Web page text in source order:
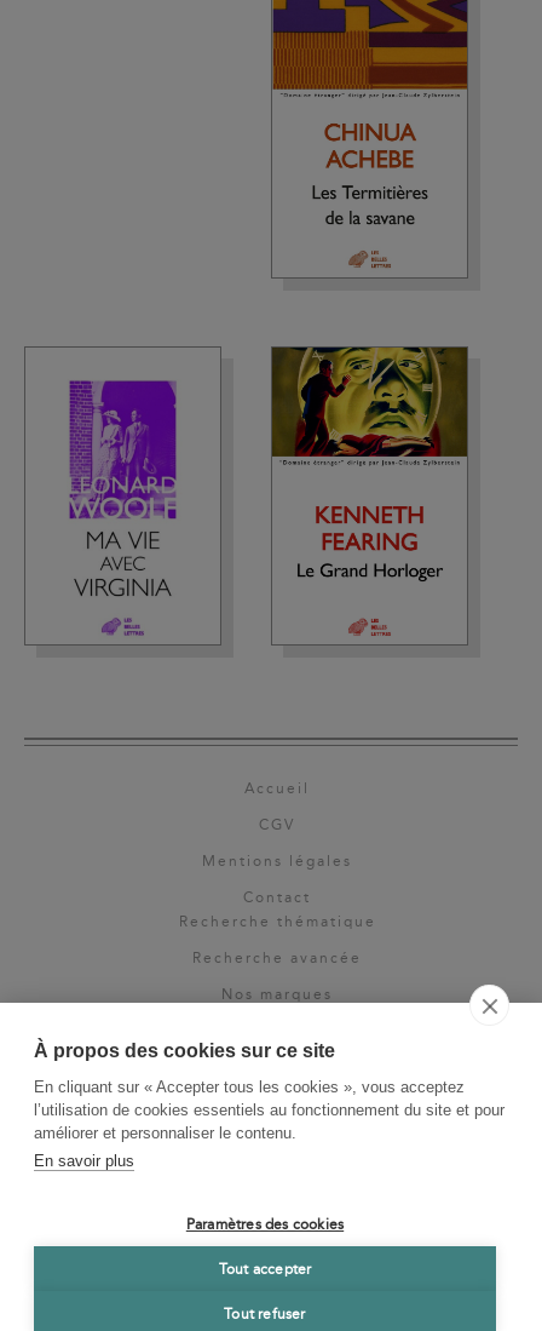
À propos des cookies sur ce site
En cliquant sur « Accepter tous les cookies », vous acceptez
l’utilisation de cookies essentiels au fonctionnement du site et pour
améliorer et personnaliser le contenu.
En savoir plus
Paramètres des cookies
Tout accepter
Tout refuser
Accueil
CGV
Mentions légales
Contact
Recherche thématique
Recherche avancée
Nos marques
Espace pro
Newsletter
La Vie des Classiques